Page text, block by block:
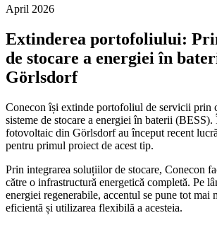
April 2026
Extinderea portofoliului:
de stocare a energiei în
Görlsdorf
Conecon își extinde portofoliul de servicii prin
sisteme de stocare a energiei în baterii
fotovoltaic din Görlsdorf au început recent
pentru primul proiect de acest tip.
Prin integrarea soluțiilor de stocare, Conecon
către o infrastructură energetică completă. Pe
energiei regenerabile, accentul se pune tot mai
eficientă și utilizarea flexibilă a acesteia.